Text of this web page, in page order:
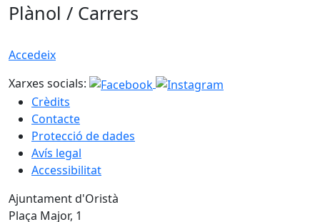
Plànol / Carrers
Accedeix
Xarxes socials:
Crèdits
Contacte
Protecció de dades
Avís legal
Accessibilitat
Ajuntament d'Oristà
Plaça Major, 1